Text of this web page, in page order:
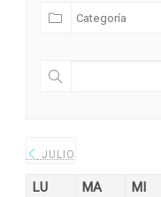
JULIO
LU MA MI